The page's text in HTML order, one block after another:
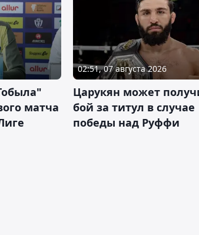
матча
02:51, 07 августа 2026
Царукян может
бой за титул в случае
победы над Руффи